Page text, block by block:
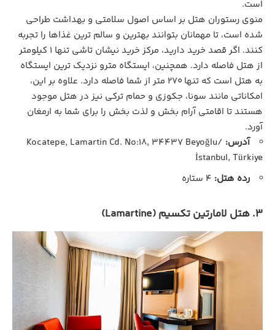
است.
منوی رستوران هتل بر اساس اصول سلامتی و بهداشت طراحی
شده است، تا مهمانان بتوانند بهترین و سالم ‌ترین غذاها را تجربه
کنند. اگر قصد خرید دارید، مرکز خرید نیشان تاشی تنها 1 کیلومتر
از هتل فاصله دارد. همچنین، ایستگاه مترو نزدیک ‌ترین ایستگاه
به هتل است که تنها 270 متر از شما فاصله دارد. علاوه بر این،
امکاناتی مانند سونا، جکوزی و حمام ترکی نیز در هتل موجود
هستند تا اقامتی آرام ‌بخش و لذت‌ بخش را برای شما به ارمغان
آورد.
آدرس: Kocatepe, Lamartin Cd. No:18, 34437 Beyoğlu/
İstanbul, Türkiye
رده هتل:
3. هتل لامارتین تکسیم (Lamartine)